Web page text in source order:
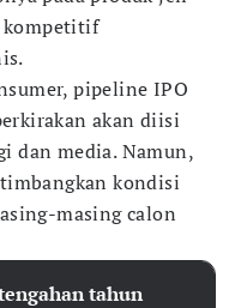
kompetitif
pipeline IPO
akan diisi
dan media. Namun,
kondisi
masing calon
tahun